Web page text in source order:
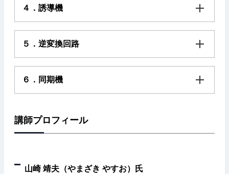
４．誘導機
５．逆変換回路
６．同期機
講師プロフィール
山崎 靖夫（やまざき やすお）氏